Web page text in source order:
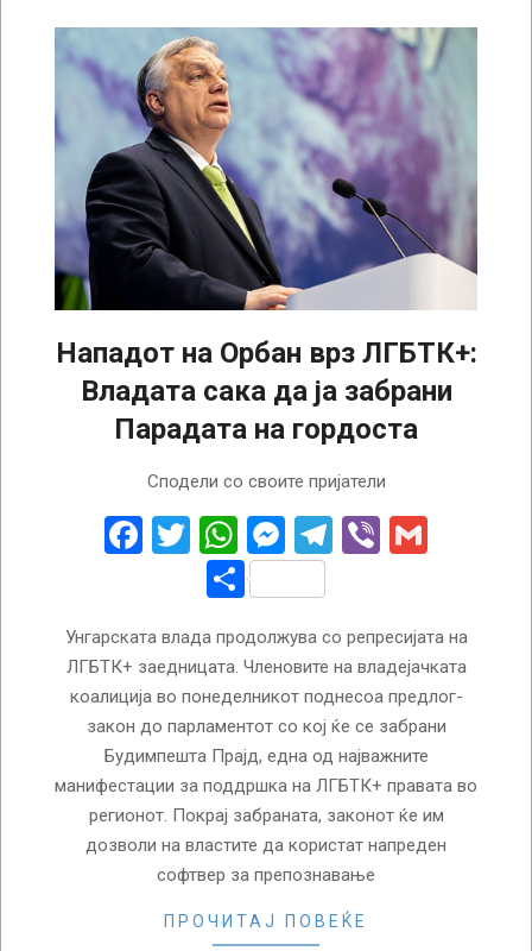
Нападот на Орбан врз ЛГБТК+:
Владата сака да ја забрани
Парадата на гордоста
Сподели со своите пријатели
Facebook
Twitter
WhatsApp
Messenger
Telegram
Viber
Share
Унгарската влада продолжува со репресијата на
ЛГБТК+ заедницата. Членовите на владејачката
коалиција во понеделникот поднесоа предлог-
закон до парламентот со кој ќе се забрани
Будимпешта Прајд, една од најважните
манифестации за поддршка на ЛГБТК+ правата во
регионот. Покрај забраната, законот ќе им
дозволи на властите да користат напреден
софтвер за препознавање
ПРОЧИТАЈ ПОВЕЌЕ